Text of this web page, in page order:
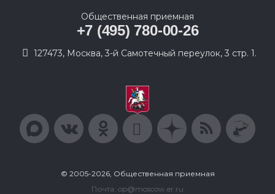
Общественная приемная
+7 (495) 780-00-26
127473, Москва, 3-й Самотечный переулок, 3 стр. 1.
© 2005-2026, Общественная приемная
Почта: op@moscow.er.ru